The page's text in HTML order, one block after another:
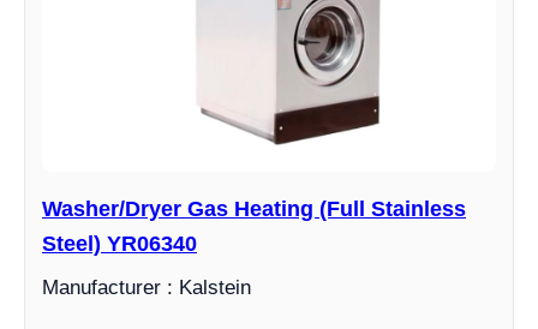
Washer/Dryer Gas Heating (Full Stainless
Steel) YR06340
Manufacturer : Kalstein